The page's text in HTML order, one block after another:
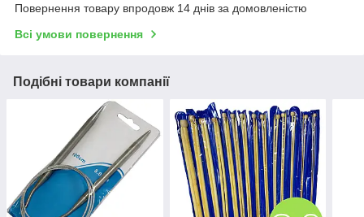
Повернення товару впродовж 14 днів за домовленістю
Всі умови повернення
Подібні товари компанії